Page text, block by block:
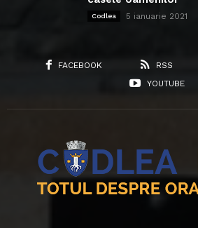
Codlea 5 ianuarie 2021
FACEBOOK RSS
YOUTUBE